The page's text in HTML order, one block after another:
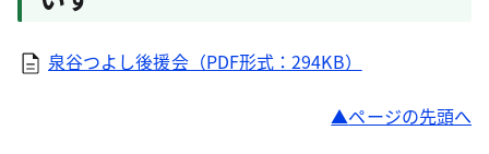
泉谷つよし後援会（PDF形式：294KB）
ページの先頭へ